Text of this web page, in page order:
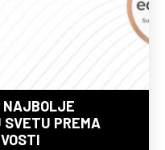
NAJBOLJE
SVETU PREMA